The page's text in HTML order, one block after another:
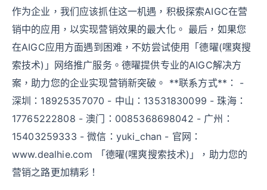
作为企业，我们应该抓住这一机遇，积极探索AIGC在营
销中的应用，以实现营销效果的最大化。 最后，如果您
在AIGC应用方面遇到困难，不妨尝试使用「德曜(嘿爽搜
索技术)」网络推广服务。德曜提供专业的AIGC解决方
案，助力您的企业实现营销新突破。 **联系方式**： -
深圳：18925357070 - 中山：13531830099 - 珠海：
17765222808 - 澳门：0085368698042 - 广州：
15403259333 - 微信：yuki_chan - 官网：
www.dealhie.com 「德曜(嘿爽搜索技术)」，助力您的
营销之路更加精彩！